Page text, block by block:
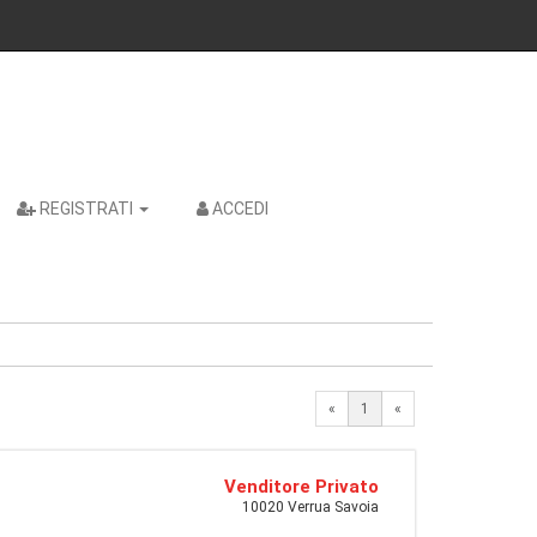
REGISTRATI ACCEDI
« 1 «
Venditore Privato
10020 Verrua Savoia